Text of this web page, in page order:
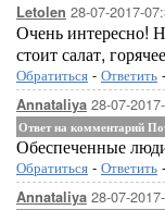
Letolen 28-07-2017-
Очень интересно!
стоит салат,
Обратиться - Ответить -
Annataliya 28-07-
Ответ на комментарий
Обеспеченные
Обратиться - Ответить -
Annataliya 28-07-